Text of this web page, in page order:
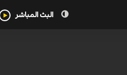
البث المباشر